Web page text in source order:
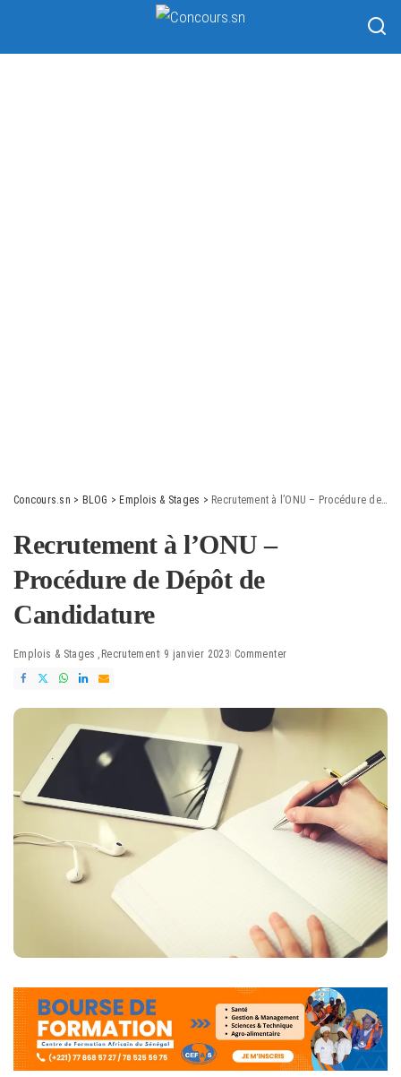
Concours.sn > BLOG > Emplois & Stages > Recrutement à l’ONU – Procédure de Dépôt de Candidature
Recrutement à l’ONU –
Procédure de Dépôt de
Candidature
Emplois & Stages Recrutement 9 janvier 2023 Commenter